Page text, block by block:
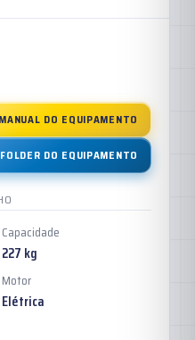
MANUAL DO EQUIPAMENTO
FOLDER DO EQUIPAMENTO
Capacidade
227 kg
Motor
Elétrica